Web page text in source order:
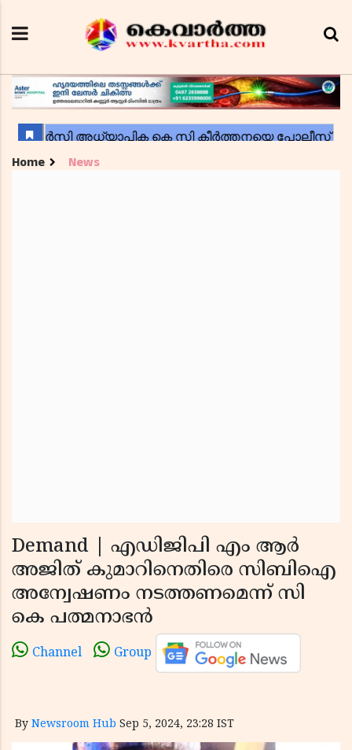
Home News
Demand | എഡിജിപി എം ആര്‍
അജിത് കുമാറിനെതിരെ സിബിഐ
അന്വേഷണം നടത്തണമെന്ന് സി
കെ പത്മനാഭന്‍
Channel Group
By Newsroom Hub Sep 5, 2024, 23:28 IST